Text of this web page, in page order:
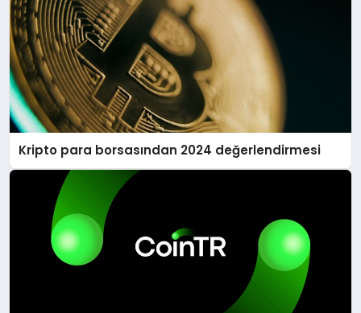
Kripto para borsasından 2024 değerlendirmesi